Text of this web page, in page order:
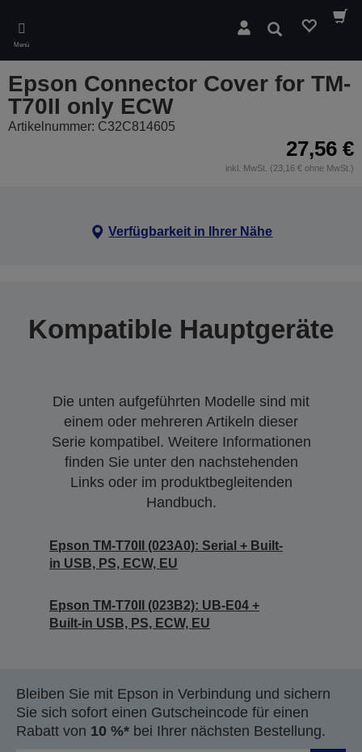
main
content
Menü
Suchen
Epson Connector Cover for TM-
T70II only ECW
Artikelnummer: C32C814605
27,56 €
inkl. MwSt. (23,16 € ohne MwSt.)
Verfügbarkeit in Ihrer Nähe
Kompatible Hauptgeräte
Die unten aufgeführten Modelle sind mit
einem oder mehreren Artikeln dieser
Serie kompatibel. Weitere Informationen
finden Sie unter den nachstehenden
Links oder im produktbegleitenden
Handbuch.
Epson TM-T70II (023A0): Serial + Built-
in USB, PS, ECW, EU
Epson TM-T70II (023B2): UB-E04 +
Built-in USB, PS, ECW, EU
Bleiben Sie mit Epson in Verbindung und sichern
Sie sich sofort einen Gutscheincode für einen
Rabatt von 10 %* bei Ihrer nächsten Bestellung.